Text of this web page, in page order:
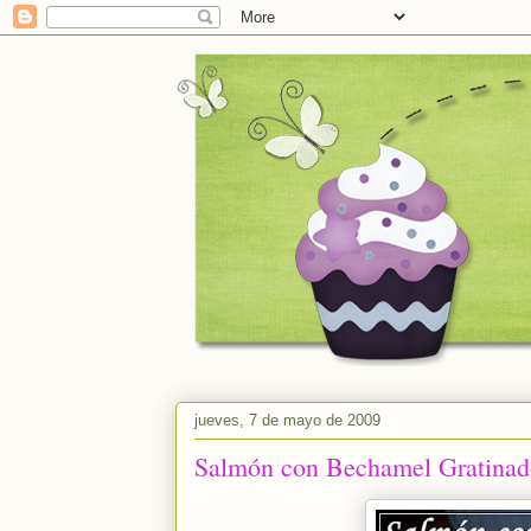
jueves, 7 de mayo de 2009
Salmón con Bechamel